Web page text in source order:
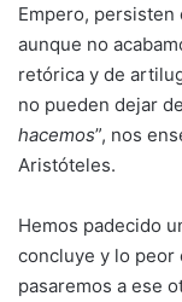
Empero,
aunque no
retórica y de
no pueden dejar
hacemos”, nos
Aristóteles.
Hemos padecido
concluye y lo peor
pasaremos a ese